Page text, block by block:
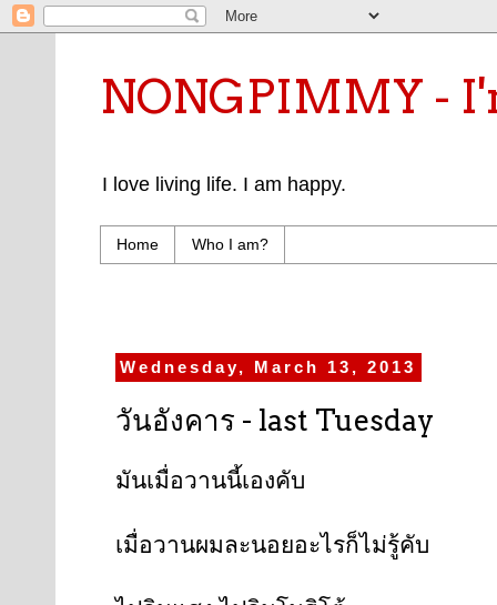
NONGPIMMY -
I love living life. I am happy.
Home Who I am?
Wednesday, March 13, 2013
วันอังคาร - last Tuesday
มันเมื่อวานนี้เองคับ
เมื่อวานผมละนอยอะไรก็ไม่รู้คับ